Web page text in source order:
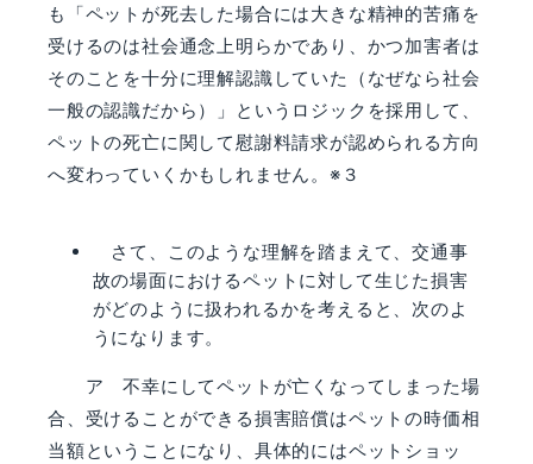
も「ペットが死去した場合には大きな精神的苦痛を
受けるのは社会通念上明らかであり、かつ加害者は
そのことを十分に理解認識していた（なぜなら社会
一般の認識だから）」というロジックを採用して、
ペットの死亡に関して慰謝料請求が認められる方向
へ変わっていくかもしれません。※３
さて、このような理解を踏まえて、交通事
故の場面におけるペットに対して生じた損害
がどのように扱われるかを考えると、次のよ
うになります。
ア 不幸にしてペットが亡くなってしまった場
合、受けることができる損害賠償はペットの時価相
当額ということになり、具体的にはペットショッ